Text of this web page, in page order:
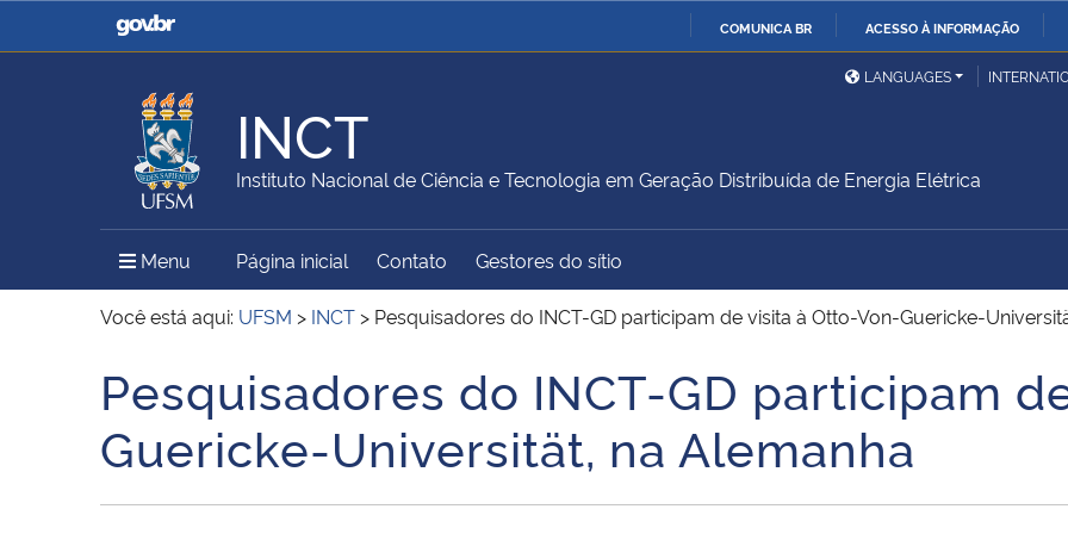
COMUNICA BR ACESSO À INFORMAÇÃO
Casa Civil
Ministério da Justiça e
Ministério da Defesa
Ministério das Relações
Exteriores
Ministério da Agricultura,
Pecuária e Abastecimento
Ministério do Meio Ambiente Ministério do Turismo
Ministério do
Desenvolvimento Regional
União
Secretaria de Governo
Gabinete de Segurança
Institucional
Advocacia-Geral da União Banco Central do Brasil
LANGUAGES
INCT
Instituto Nacional de Ciência e Tecnologia em Geração Distribuída de Energia Elétrica
Menu Menu Principal do Sítio
Página inicial Contato Gestores do sítio
Você está aqui: UFSM > INCT > Pesquisadores do INCT-GD participam de visita à Otto-Von-Guericke-
Início do conteúdo
Pesquisadores do INCT-GD participam
Guericke-Universität, na Alemanha